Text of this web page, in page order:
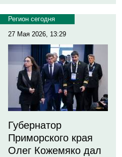
Регион сегодня
27 Мая 2026, 13:29
Губернатор
Приморского края
Олег Кожемяко дал